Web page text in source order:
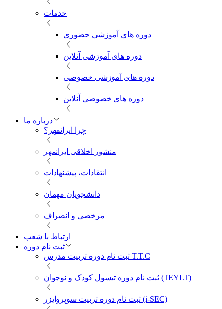
خدمات
دوره های آموزشی حضوری
دوره های آموزشی آنلاین
دوره های آموزشی خصوصی
دوره های خصوصی آنلاین
درباره ما
چرا ایرانمهر؟
منشور اخلاقی ایرانمهر
انتقادات، پیشنهادات
دانشجویان مهمان
مرخصی و انصراف
ارتباط با شعب
ثبت نام دوره
ثبت نام دوره تربیت مدرس T.T.C
ثبت نام دوره تیسول کودک و نوجوان (TEYLT)
ثبت نام دوره تربیت سوپروایزر (i-SEC)